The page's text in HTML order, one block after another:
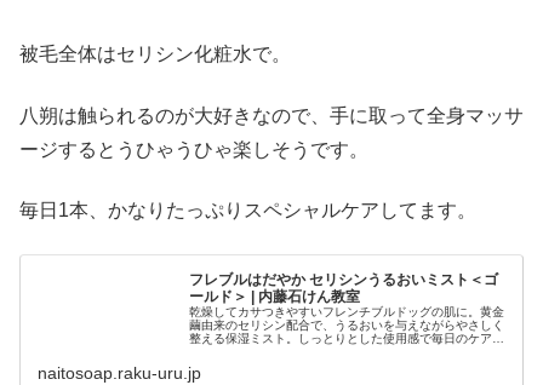
被毛全体はセリシン化粧水で。
八朔は触られるのが大好きなので、手に取って全身マッサ
ージするとうひゃうひゃ楽しそうです。
毎日1本、かなりたっぷりスペシャルケアしてます。
フレブルはだやか セリシンうるおいミスト＜ゴ
ールド＞ | 内藤石けん教室
乾燥してカサつきやすいフレンチブルドッグの肌に。黄金
繭由来のセリシン配合で、うるおいを与えながらやさしく
整える保湿ミスト。しっとりとした使用感で毎日のケアに
naitosoap.raku-uru.jp